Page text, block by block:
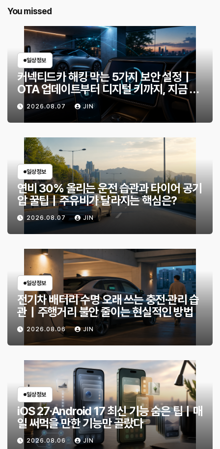
You missed
일상정보
커넥티드카 해킹 막는 5가지 보안 설정｜
OTA 업데이트부터 디지털 키까지, 지금 확
인할 것은?
2026.08.07 JIN
일상정보
연비 30% 올리는 운전 습관과 타이어 공기
압 꿀팁｜주유비가 달라지는 핵심은?
2026.08.07 JIN
일상정보
전기차 배터리 수명 오래 쓰는 충전·관리 습
관｜주행거리 불안 줄이는 현실적인 방법
2026.08.06 JIN
일상정보
iOS 27·Android 17 최신 기능 숨은 팁｜매
일 써먹을 만한 기능만 골랐다
2026.08.06 JIN